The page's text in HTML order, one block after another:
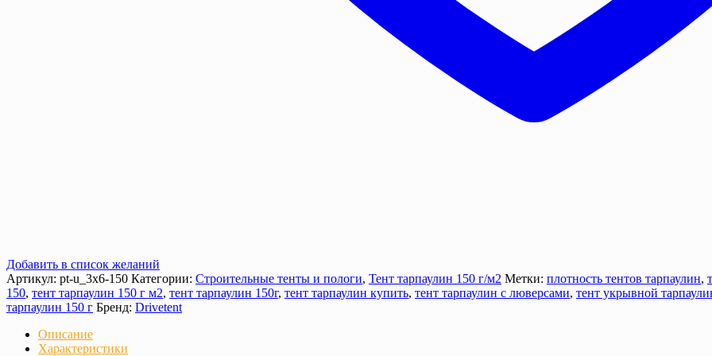
Добавить в список желаний
Артикул: pt-u_3х6-150 Категории: Строительные тенты и пологи, Тент тарпаулин 150 г/м2 Метки: плотность тентов тарпаулин,
150, тент тарпаулин 150 г м2, тент тарпаулин 150г, тент тарпаулин купить, тент тарпаулин с люверсами, тент укрывной
тарпаулин 150 г Бренд: Drivetent
Описание
Характеристики